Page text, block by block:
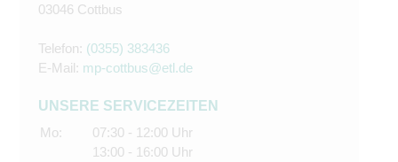
03046 Cottbus
Telefon: (0355) 383436
E-Mail: mp-cottbus@etl.de
UNSERE SERVICEZEITEN
Mo:
07:30 - 12:00 Uhr
13:00 - 16:00 Uhr